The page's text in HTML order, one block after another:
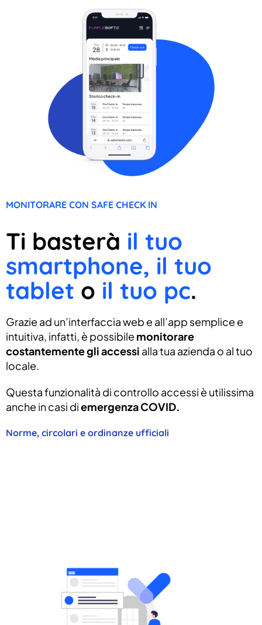
MONITORARE CON SAFE CHECK IN
Ti basterà il tuo
smartphone, il tuo
tablet o il tuo pc.
Grazie ad un’interfaccia web e all’app semplice e
intuitiva, infatti, è possibile monitorare
costantemente gli accessi alla tua azienda o al tuo
locale.
Questa funzionalità di controllo accessi è utilissima
anche in casi diemergenza COVID.
Norme, circolari e ordinanze ufficiali